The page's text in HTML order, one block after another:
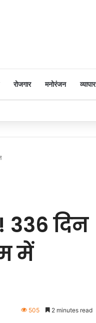
रोजगार मनोरंजन व्यापार
दिन
में
505 2 minutes read